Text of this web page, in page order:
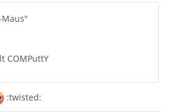
COMPuttY
:twisted: